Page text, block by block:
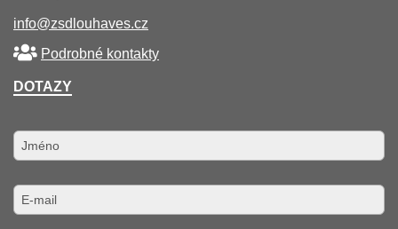
info@zsdlouhaves.cz
Podrobné kontakty
DOTAZY